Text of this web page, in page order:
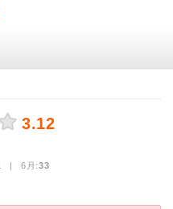
3.12
| 6月:33